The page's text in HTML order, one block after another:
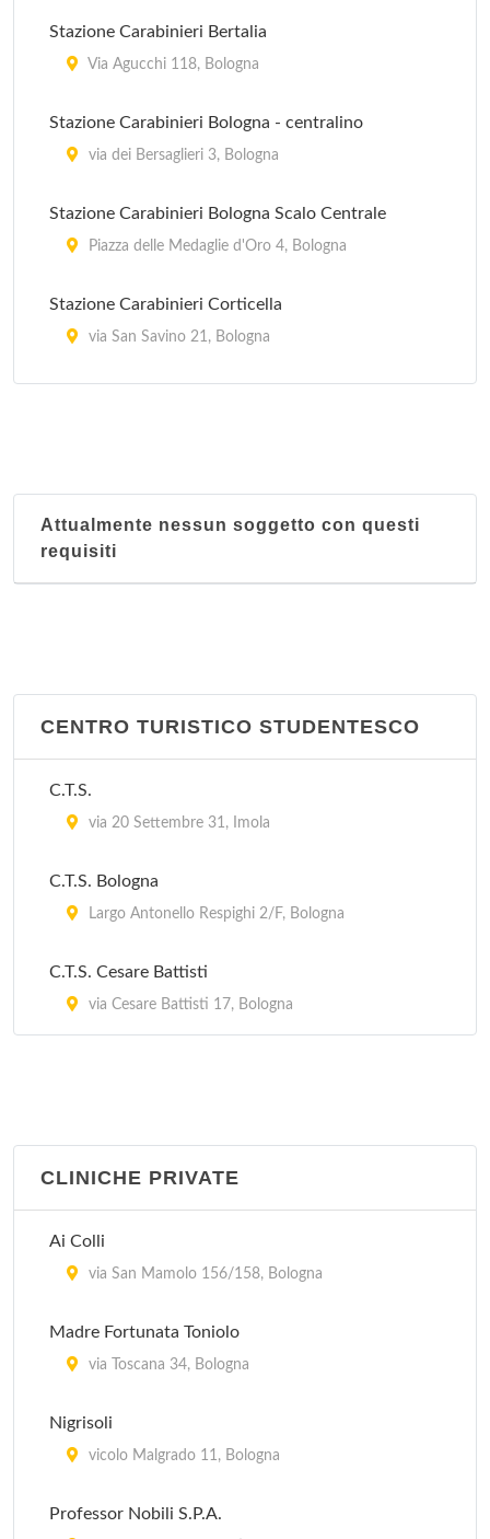
Stazione Carabinieri Bertalia
Via Agucchi 118, Bologna
Stazione Carabinieri Bologna - centralino
via dei Bersaglieri 3, Bologna
Stazione Carabinieri Bologna Scalo Centrale
Piazza delle Medaglie d'Oro 4, Bologna
Stazione Carabinieri Corticella
via San Savino 21, Bologna
via Cipriani 25, Bologna
Attualmente nessun soggetto con questi
requisiti
CENTRO TURISTICO STUDENTESCO
C.T.S.
via 20 Settembre 31, Imola
C.T.S. Bologna
Largo Antonello Respighi 2/F, Bologna
C.T.S. Cesare Battisti
via Cesare Battisti 17, Bologna
CLINICHE PRIVATE
Ai Colli
via San Mamolo 156/158, Bologna
Madre Fortunata Toniolo
via Toscana 34, Bologna
Nigrisoli
vicolo Malgrado 11, Bologna
Professor Nobili S.P.A.